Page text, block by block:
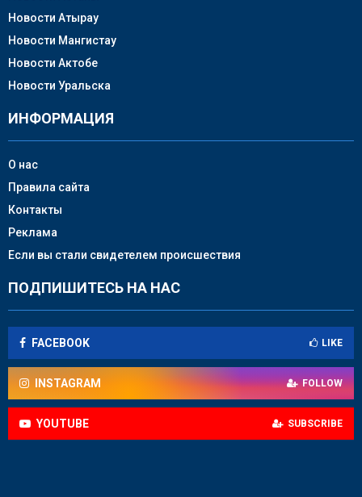
Новости Атырау
Новости Мангистау
Новости Актобе
Новости Уральска
ИНФОРМАЦИЯ
О нас
Правила сайта
Контакты
Реклама
Если вы стали свидетелем происшествия
ПОДПИШИТЕСЬ НА НАС
FACEBOOK LIKE
INSTAGRAM FOLLOW
YOUTUBE SUBSCRIBE